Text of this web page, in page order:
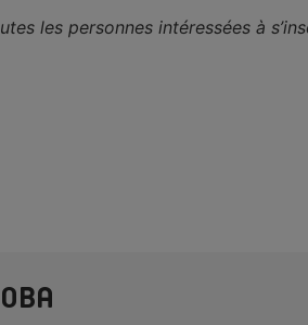
les personnes intéressées à